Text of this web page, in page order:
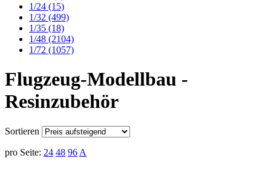
1/24 (15)
1/32 (499)
1/35 (18)
1/48 (2104)
1/72 (1057)
Flugzeug-Modellbau -
Resinzubehör
Sortieren
pro Seite: 24 48 96 A